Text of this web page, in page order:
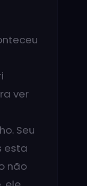
ver
Seu
esta
não